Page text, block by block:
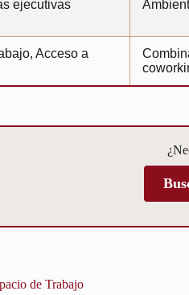
ejecutivas
Acceso a
de Trabajo